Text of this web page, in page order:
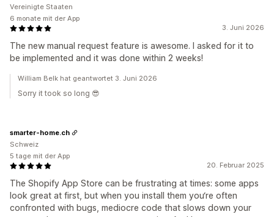
3. Juni 2026
The new manual request feature is awesome. I asked for it to
be implemented and it was done within 2 weeks!
Vereinigte Staaten
6 monate mit der App
William Belk hat geantwortet 3. Juni 2026
Sorry it took so long 😎
20. Februar 2025
The Shopify App Store can be frustrating at times: some apps
look great at first, but when you install them you‘re often
confronted with bugs, mediocre code that slows down your
smarter-home.ch
Schweiz
5 tage mit der App